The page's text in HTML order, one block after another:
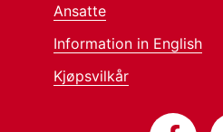
Ansatte
Information in English
Kjøpsvilkår